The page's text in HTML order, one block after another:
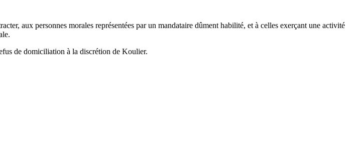
aux personnes morales représentées par un mandataire dûment habilité, et à celles exerçant une activité
de domiciliation à la discrétion de Koulier.